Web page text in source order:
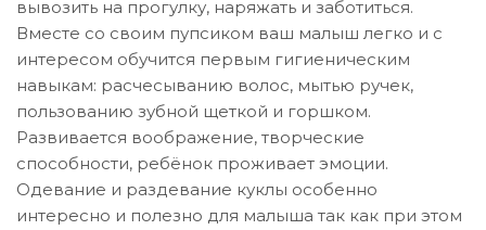
вывозить на прогулку, наряжать и заботиться.
Вместе со своим пупсиком ваш малыш легко и с
интересом обучится первым гигиеническим
навыкам: расчесыванию волос, мытью ручек,
пользованию зубной щеткой и горшком.
Развивается воображение, творческие
способности, ребёнок проживает эмоции.
Одевание и раздевание куклы особенно
интересно и полезно для малыша так как при этом